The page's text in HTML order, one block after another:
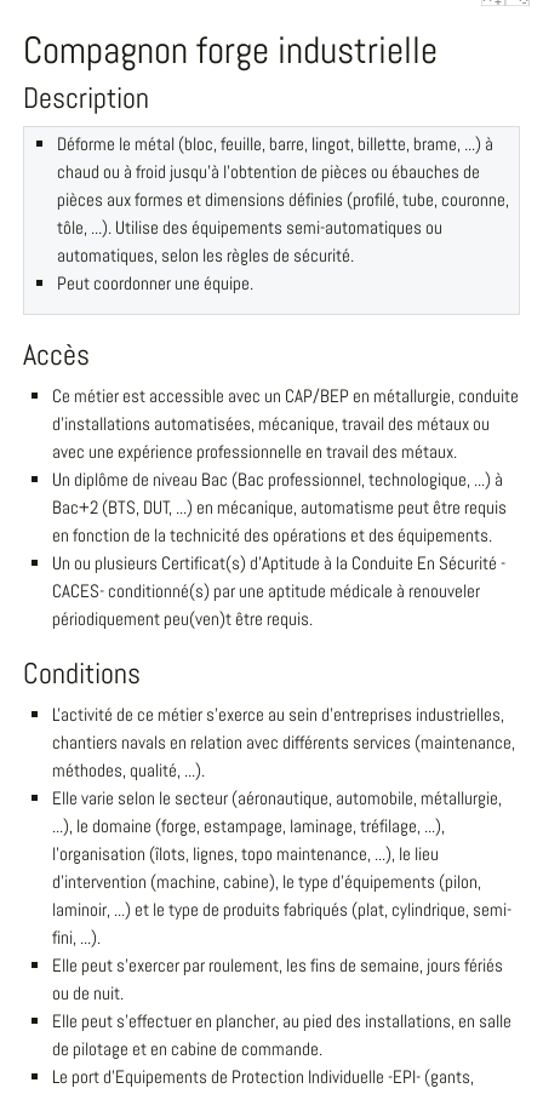
Compagnon forge industrielle
Description
Déforme le métal (bloc, feuille, barre, lingot, billette, brame, ...) à
chaud ou à froid jusqu'à l'obtention de pièces ou ébauches de
pièces aux formes et dimensions définies (profilé, tube, couronne,
tôle, ...). Utilise des équipements semi-automatiques ou
automatiques, selon les règles de sécurité.
Peut coordonner une équipe.
Accès
Ce métier est accessible avec un CAP/BEP en métallurgie, conduite
d'installations automatisées, mécanique, travail des métaux ou
avec une expérience professionnelle en travail des métaux.
Un diplôme de niveau Bac (Bac professionnel, technologique, ...) à
Bac+2 (BTS, DUT, ...) en mécanique, automatisme peut être requis
en fonction de la technicité des opérations et des équipements.
Un ou plusieurs Certificat(s) d'Aptitude à la Conduite En Sécurité -
CACES- conditionné(s) par une aptitude médicale à renouveler
périodiquement peu(ven)t être requis.
Conditions
L'activité de ce métier s'exerce au sein d'entreprises industrielles,
chantiers navals en relation avec différents services (maintenance,
méthodes, qualité, ...).
Elle varie selon le secteur (aéronautique, automobile, métallurgie,
...), le domaine (forge, estampage, laminage, tréfilage, ...),
l'organisation (îlots, lignes, topo maintenance, ...), le lieu
d'intervention (machine, cabine), le type d'équipements (pilon,
laminoir, ...) et le type de produits fabriqués (plat, cylindrique, semi-
fini, ...).
Elle peut s'exercer par roulement, les fins de semaine, jours fériés
ou de nuit.
Elle peut s'effectuer en plancher, au pied des installations, en salle
de pilotage et en cabine de commande.
Le port d'Equipements de Protection Individuelle -EPI- (gants,